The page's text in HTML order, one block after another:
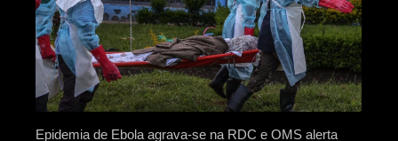
Epidemia de Ebola agrava-se na RDC e OMS alerta